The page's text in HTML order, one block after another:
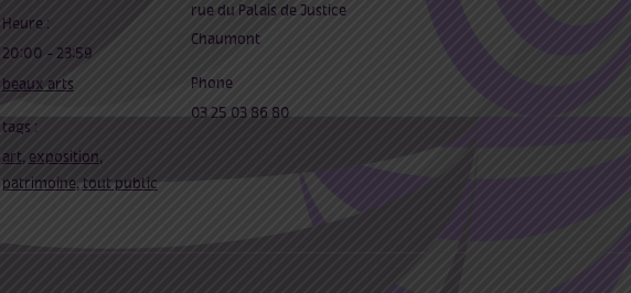
Heure :
20:00 - 23:59
beaux arts
tags :
art, exposition,
patrimoine ,tout public
rue du Palais de Justice
Chaumont
Phone
03 25 03 86 80